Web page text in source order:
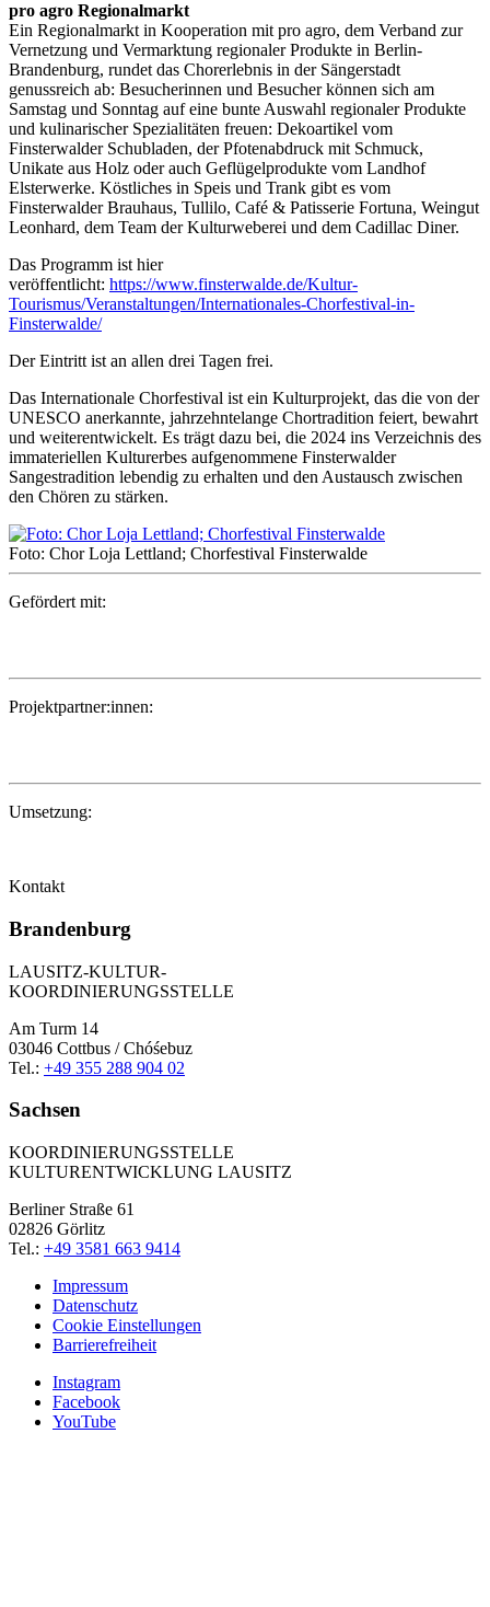
pro agro Regionalmarkt
Ein Regionalmarkt in Kooperation mit pro agro, dem Verband zur
Vernetzung und Vermarktung regionaler Produkte in Berlin-
Brandenburg, rundet das Chorerlebnis in der Sängerstadt
genussreich ab: Besucherinnen und Besucher können sich am
Samstag und Sonntag auf eine bunte Auswahl regionaler Produkte
und kulinarischer Spezialitäten freuen: Dekoartikel vom
Finsterwalder Schubladen, der Pfotenabdruck mit Schmuck,
Unikate aus Holz oder auch Geflügelprodukte vom Landhof
Elsterwerke. Köstliches in Speis und Trank gibt es vom
Finsterwalder Brauhaus, Tullilo, Café & Patisserie Fortuna, Weingut
Leonhard, dem Team der Kulturweberei und dem Cadillac Diner.
Das Programm ist hier
veröffentlicht: https://www.finsterwalde.de/Kultur-
Tourismus/Veranstaltungen/Internationales-Chorfestival-in-
Finsterwalde/
Der Eintritt ist an allen drei Tagen frei.
Das Internationale Chorfestival ist ein Kulturprojekt, das die von der
UNESCO anerkannte, jahrzehntelange Chortradition feiert, bewahrt
und weiterentwickelt. Es trägt dazu bei, die 2024 ins Verzeichnis des
immateriellen Kulturerbes aufgenommene Finsterwalder
Sangestradition lebendig zu erhalten und den Austausch zwischen
den Chören zu stärken.
Foto: Chor Loja Lettland; Chorfestival Finsterwalde
Gefördert mit:
Projektpartner:innen:
Umsetzung:
Kontakt
Brandenburg
LAUSITZ-KULTUR-
KOORDINIERUNGSSTELLE
Am Turm 14
03046 Cottbus / Chóśebuz
Tel.: +49 355 288 904 02
Sachsen
KOORDINIERUNGSSTELLE
KULTURENTWICKLUNG LAUSITZ
Berliner Straße 61
02826 Görlitz
Tel.: +49 3581 663 9414
Impressum
Datenschutz
Cookie Einstellungen
Barrierefreiheit
Instagram
Facebook
YouTube